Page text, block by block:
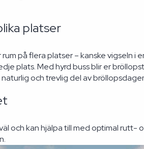
platser
på flera platser – kanske vigseln i
plats. Med hyrd buss blir er
och trevlig del av
och kan hjälpa till med optimal rutt-